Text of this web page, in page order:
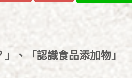
」、「認識食品添加物」